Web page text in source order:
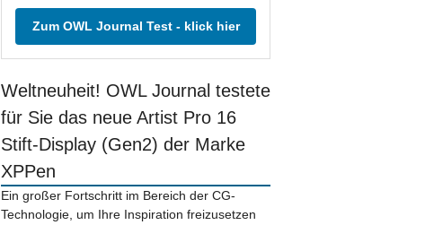
Zum OWL Journal Test - klick hier
Weltneuheit! OWL Journal testete
für Sie das neue Artist Pro 16
Stift-Display (Gen2) der Marke
XPPen
Ein großer Fortschritt im Bereich der CG-
Technologie, um Ihre Inspiration freizusetzen